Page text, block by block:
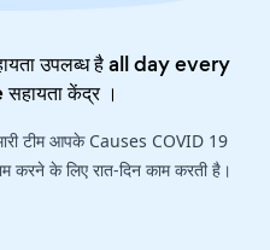
उपलब्ध है all day every
सहायता केंद्र।
टीम आपके Causes COVID 19
के लिए रात-दिन काम करती है।